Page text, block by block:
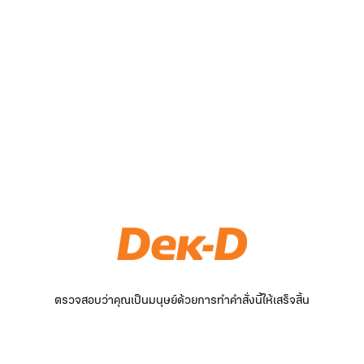
ตรวจสอบว่าคุณเป็นมนุษย์ด้วยการทำคำสั่งนี้ให้เสร็จสิ้น